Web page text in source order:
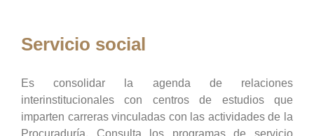
Servicio social
Es consolidar la agenda de relaciones
interinstitucionales con centros de estudios que
imparten carreras vinculadas con las actividades de la
Procuraduría, Consulta los programas de servicio